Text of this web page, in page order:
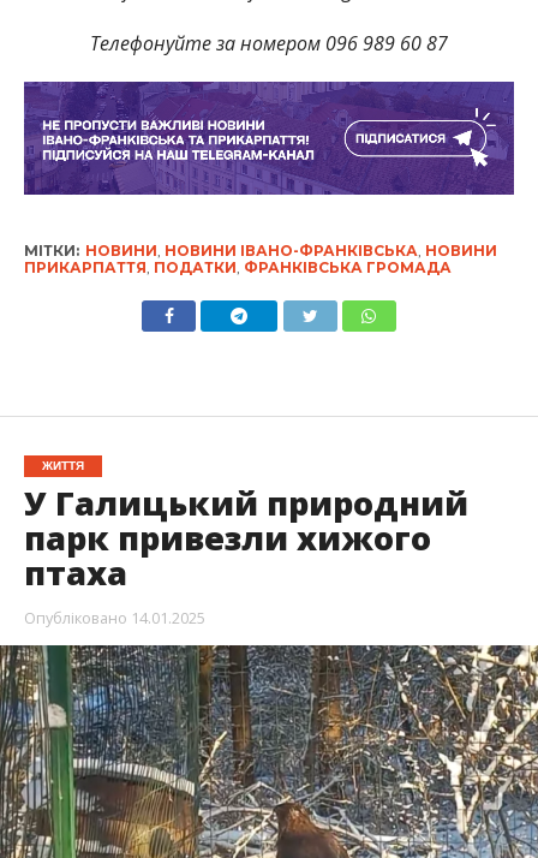
Телефонуйте за номером 096 989 60 87
МІТКИ: НОВИНИ НОВИНИ ІВАНО-ФРАНКІВСЬКА НОВИНИ
ПРИКАРПАТТЯ ПОДАТКИ ФРАНКІВСЬКА ГРОМАДА
ЖИТТЯ
У Галицький природний
парк привезли хижого
птаха
Опубліковано 14.01.2025